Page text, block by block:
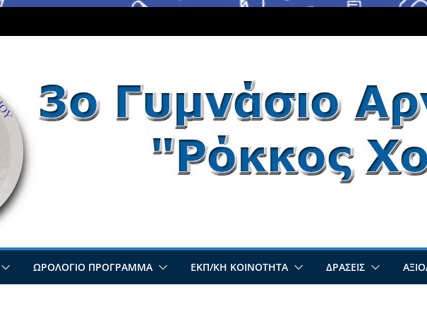
ΩΡΟΛΌΓΙΟ ΠΡΌΓΡΑΜΜΑ ΕΚΠ/ΚΉ ΚΟΙΝΌΤΗΤΑ ΔΡΆΣΕΙΣ